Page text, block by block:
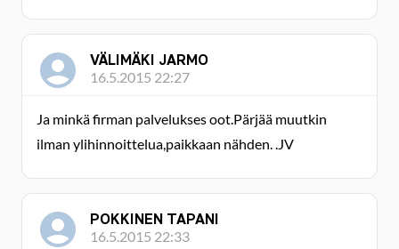
VÄLIMÄKI JARMO
16.5.2015 22:27
Ja minkä firman palvelukses oot.Pärjää muutkin
ilman ylihinnoittelua,paikkaan nähden. .JV
POKKINEN TAPANI
16.5.2015 22:33